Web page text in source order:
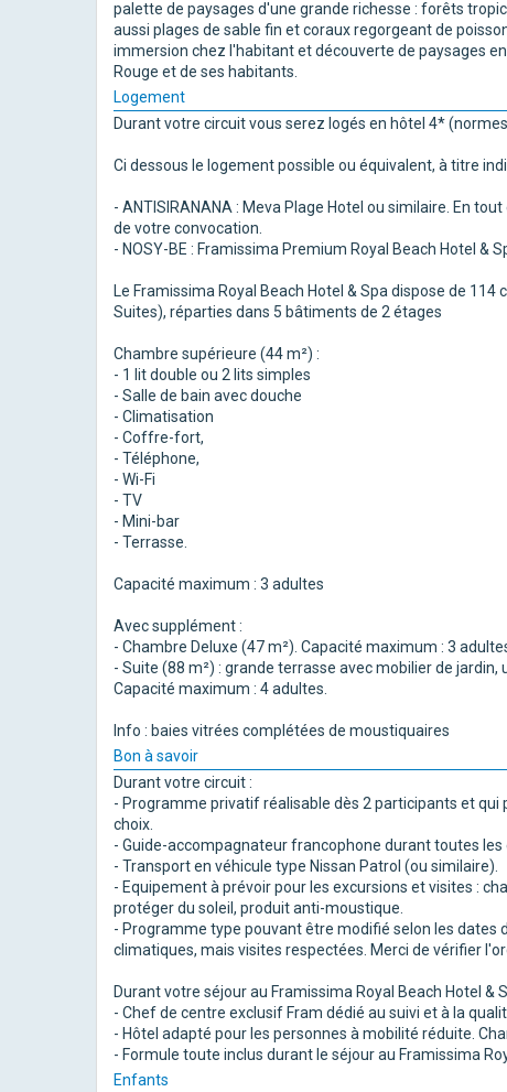
palette de paysages d'une grande richesse : forêts
aussi plages de sable fin et coraux regorgeant de
immersion chez l'habitant et découverte de paysages
Rouge et de ses habitants.
Logement
Durant votre circuit vous serez logés en hôtel 4*
Ci dessous le logement possible ou équivalent, à titre
- ANTISIRANANA : Meva Plage Hotel ou similaire. En
de votre convocation.
- NOSY-BE : Framissima Premium Royal Beach Hotel &
Le Framissima Royal Beach Hotel & Spa dispose de
Suites), réparties dans 5 bâtiments de 2 étages
Chambre supérieure (44 m²) :
- 1 lit double ou 2 lits simples
- Salle de bain avec douche
- Climatisation
- Coffre-fort,
- Téléphone,
- Wi-Fi
- TV
- Mini-bar
- Terrasse.
Capacité maximum : 3 adultes
Avec supplément :
- Chambre Deluxe (47 m²). Capacité maximum : 3
- Suite (88 m²) : grande terrasse avec mobilier de
Capacité maximum : 4 adultes.
Info : baies vitrées complétées de moustiquaires
Bon à savoir
Durant votre circuit :
- Programme privatif réalisable dès 2 participants et
choix.
- Guide-accompagnateur francophone durant toutes les
- Transport en véhicule type Nissan Patrol (ou similaire).
- Equipement à prévoir pour les excursions et visites :
protéger du soleil, produit anti-moustique.
- Programme type pouvant être modifié selon les
climatiques, mais visites respectées. Merci de vérifier
Durant votre séjour au Framissima Royal Beach Hotel &
- Chef de centre exclusif Fram dédié au suivi et à la
- Hôtel adapté pour les personnes à mobilité réduite.
- Formule toute inclus durant le séjour au Framissima
Enfants